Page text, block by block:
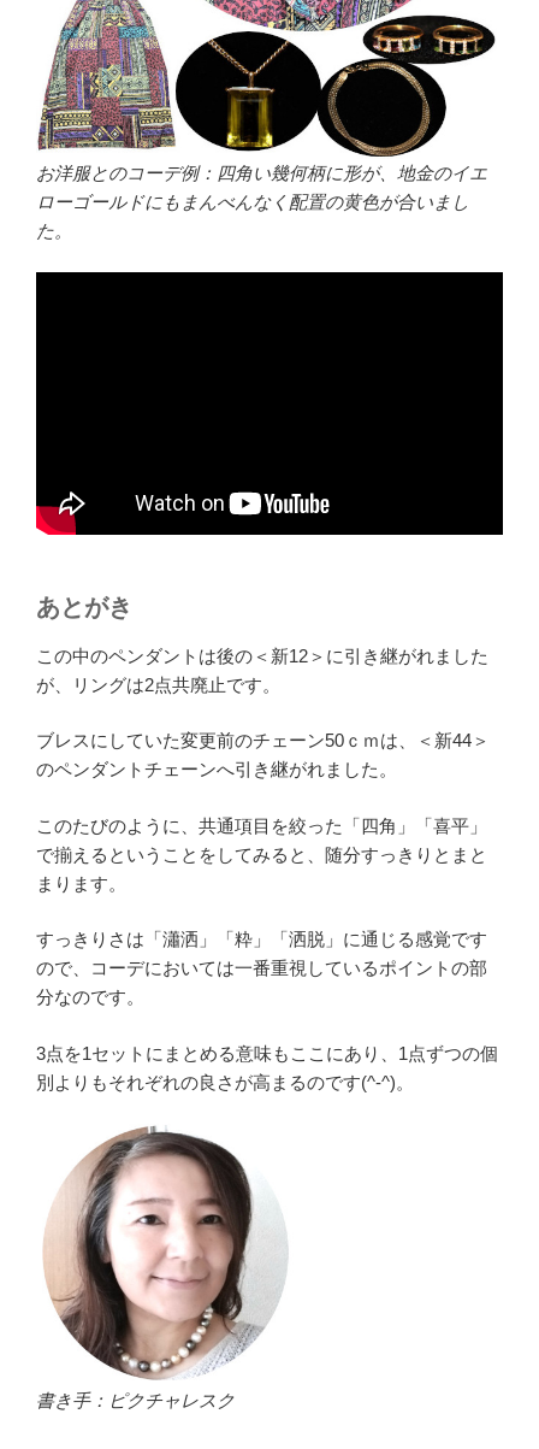
お洋服とのコーデ例：四角い幾何柄に形が、地金のイエ
ローゴールドにもまんべんなく配置の黄色が合いまし
た。
あとがき
この中のペンダントは後の＜新12＞に引き継がれました
が、リングは2点共廃止です。
ブレスにしていた変更前のチェーン50ｃｍは、＜新44＞
のペンダントチェーンへ引き継がれました。
このたびのように、共通項目を絞った「四角」「喜平」
で揃えるということをしてみると、随分すっきりとまと
まります。
すっきりさは「瀟洒」「粋」「洒脱」に通じる感覚です
ので、コーデにおいては一番重視しているポイントの部
分なのです。
3点を1セットにまとめる意味もここにあり、1点ずつの個
別よりもそれぞれの良さが高まるのです(^-^)。
書き手：ピクチャレスク